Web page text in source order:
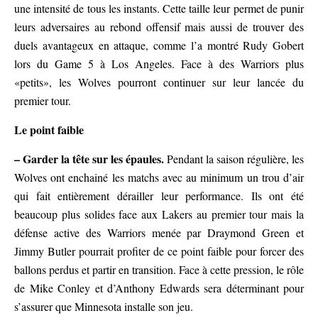
une intensité de tous les instants. Cette taille leur permet de punir
leurs adversaires au rebond offensif mais aussi de trouver des
duels avantageux en attaque, comme l’a montré Rudy Gobert
lors du Game 5 à Los Angeles. Face à des Warriors plus
«petits», les Wolves pourront continuer sur leur lancée du
premier tour.
Le point faible
– Garder la tête sur les épaules.Pendant la saison régulière, les
Wolves ont enchainé les matchs avec au minimum un trou d’air
qui fait entièrement dérailler leur performance. Ils ont été
beaucoup plus solides face aux Lakers au premier tour mais la
défense active des Warriors menée par Draymond Green et
Jimmy Butler pourrait profiter de ce point faible pour forcer des
ballons perdus et partir en transition. Face à cette pression, le rôle
de Mike Conley et d’Anthony Edwards sera déterminant pour
s’assurer que Minnesota installe son jeu.